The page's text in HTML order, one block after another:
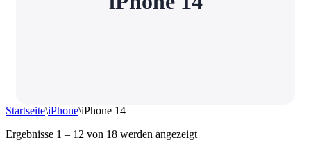
Startseite\iPhone\iPhone 14
Ergebnisse 1 – 12 von 18 werden angezeigt